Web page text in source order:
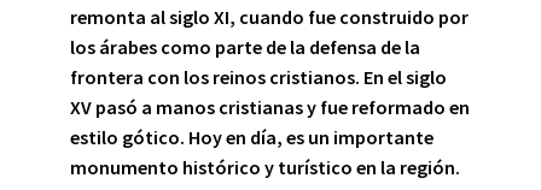
remonta al siglo XI, cuando fue construido por
los árabes como parte de la defensa de la
frontera con los reinos cristianos. En el siglo
XV pasó a manos cristianas y fue reformado en
estilo gótico. Hoy en día, es un importante
monumento histórico y turístico en la región.